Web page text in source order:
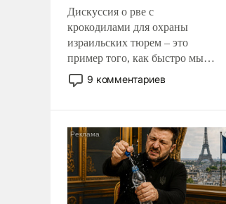
Дискуссия о рве с
крокодилами для охраны
израильских тюрем – это
пример того, как быстро мы
двигаемся по пути
революционных изменений.
псевдонаучной фантастики,
стало всерьез обсуждаемой
идеей.
9 комментариев